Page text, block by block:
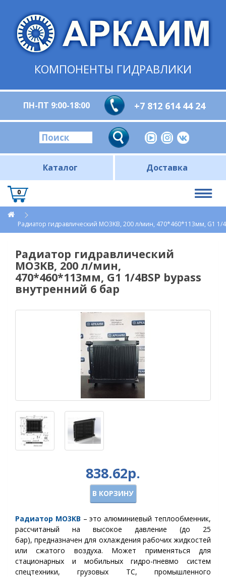
КОМПОНЕНТЫ ГИДРАВЛИКИ
ПН-ПТ 9:00-18:00 +7 812 614 44 24
Каталог Доставка
0
Радиатор гидравлический МО3KВ, 200 л/мин, 470*460*113мм, G1 1/
Радиатор гидравлический
МО3KВ, 200 л/мин,
470*460*113мм, G1 1/4BSP bypass
внутренний 6 бар
838.62р.
В КОРЗИНУ
Радиатор МО3KВ – это алюминиевый теплообменник,
рассчитаный на высокое давление (до 25
бар),предназначен для охлаждения рабочих жидкостей
или сжатого воздуха. Может применяться для
стационарных и мобильных гидро-пневмо систем
спецтехники, грузовых ТС, промышленного